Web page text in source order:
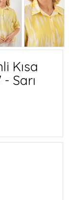
Kısa
Sarı